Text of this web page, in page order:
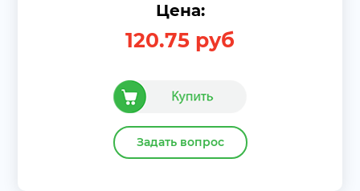
Цена:
120.75 руб
Задать вопрос